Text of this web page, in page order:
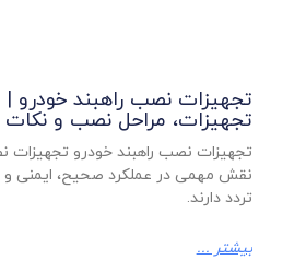
تجهیزات نصب راهبند خودرو
تجهیزات، مراحل نصب و
تجهیزات نصب راهبند خودرو تجهیزات
نقش مهمی در عملکرد صحیح، ایمنی و
تردد دارند.
بیشتر ...